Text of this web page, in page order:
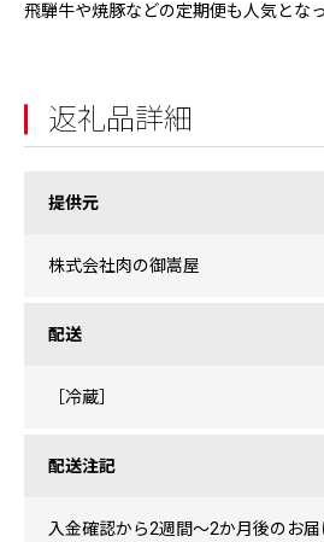
飛騨牛や焼豚などの定期便も人気となっ
返礼品詳細
提供元
株式会社肉の御嵩屋
配送
［冷蔵］
配送注記
入金確認から2週間～2か月後のお